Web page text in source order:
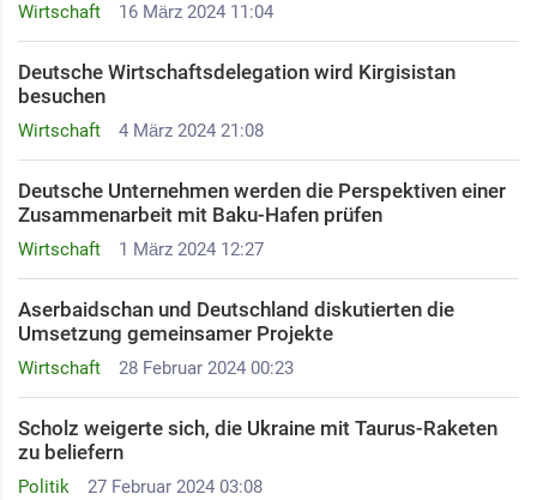
Wirtschaft 16 März 2024 11:04
Wirtschaft 4 März 2024 21:08
Deutsche Wirtschaftsdelegation wird Kirgisistan
besuchen
Wirtschaft 1 März 2024 12:27
Deutsche Unternehmen werden die Perspektiven einer
Zusammenarbeit mit Baku-Hafen prüfen
Wirtschaft 28 Februar 2024 00:23
Aserbaidschan und Deutschland diskutierten die
Umsetzung gemeinsamer Projekte
Politik 27 Februar 2024 03:08
Scholz weigerte sich, die Ukraine mit Taurus-Raketen
zu beliefern